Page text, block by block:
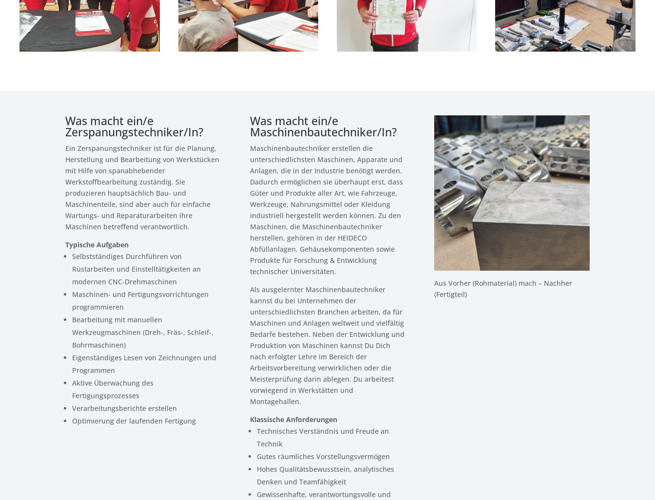
Was macht ein/e
Zerspanungstechniker/In?
Ein Zerspanungstechniker ist für die Planung,
Herstellung und Bearbeitung von Werkstücken
mit Hilfe von spanabhebender
Werkstoffbearbeitung zuständig. Sie
produzieren hauptsächlich Bau- und
Maschinenteile, sind aber auch für einfache
Wartungs- und Reparaturarbeiten ihre
Maschinen betreffend verantwortlich.
Typische Aufgaben
Selbstständiges Durchführen von
Rüstarbeiten und Einstelltätigkeiten an
modernen CNC-Drehmaschinen
Maschinen- und Fertigungsvorrichtungen
programmieren
Bearbeitung mit manuellen
Werkzeugmaschinen (Dreh-, Fräs-, Schleif-,
Bohrmaschinen)
Eigenständiges Lesen von Zeichnungen und
Programmen
Aktive Überwachung des
Fertigungsprozesses
Verarbeitungsberichte erstellen
Optimierung der laufenden Fertigung
Was macht ein/e
Maschinenbautechniker/In?
Maschinenbautechniker erstellen die
unterschiedlichsten Maschinen, Apparate und
Anlagen, die in der Industrie benötigt werden.
Dadurch ermöglichen sie überhaupt erst, dass
Güter und Produkte aller Art, wie Fahrzeuge,
Werkzeuge, Nahrungsmittel oder Kleidung
industriell hergestellt werden können. Zu den
Maschinen, die Maschinenbautechniker
herstellen, gehören in der HEIDECO
Abfüllanlagen, Gehäusekomponenten sowie
Produkte für Forschung & Entwicklung
technischer Universitäten.
Als ausgelernter Maschinenbautechniker
kannst du bei Unternehmen der
unterschiedlichsten Branchen arbeiten, da für
Maschinen und Anlagen weltweit und vielfältig
Bedarfe bestehen. Neben der Entwicklung und
Produktion von Maschinen kannst Du Dich
nach erfolgter Lehre im Bereich der
Arbeitsvorbereitung verwirklichen oder die
Meisterprüfung darin ablegen. Du arbeitest
vorwiegend in Werkstätten und
Montagehallen.
Klassische Anforderungen
Technisches Verständnis und Freude an
Technik
Gutes räumliches Vorstellungsvermögen
Hohes Qualitätsbewusstsein, analytisches
Denken und Teamfähigkeit
Gewissenhafte, verantwortungsvolle und
Aus Vorher (Rohmaterial) mach – Nachher
(Fertigteil)